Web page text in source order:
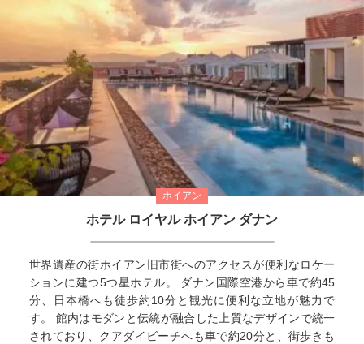
ホイアン
ホテル ロイヤル ホイアン ダナン
世界遺産の街ホイアン旧市街へのアクセスが便利なロケー
ションに建つ5つ星ホテル。 ダナン国際空港から車で約45
分、日本橋へも徒歩約10分と観光に便利な立地が魅力で
す。 館内はモダンと伝統が融合した上質なデザインで統一
されており、クアダイビーチへも車で約20分と、街歩きも